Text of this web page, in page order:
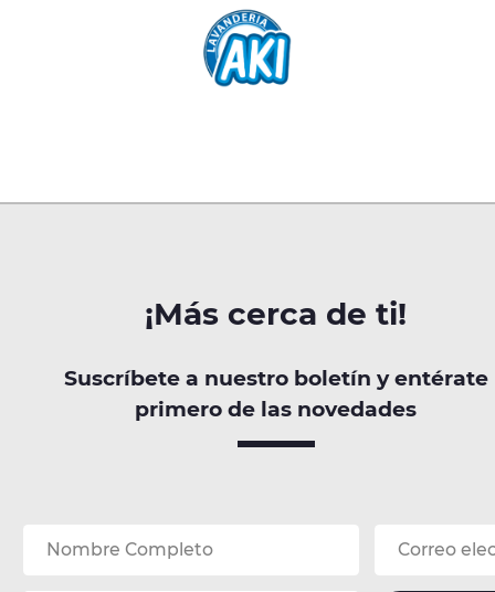
¡Más cerca de ti!
Suscríbete a nuestro boletín y entérate
primero de las novedades